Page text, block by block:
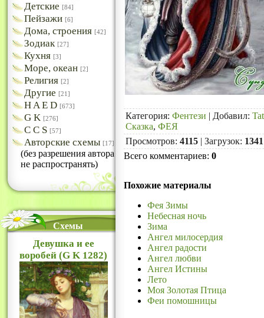
Детские [84]
Пейзажи [6]
Дома, строения [42]
Зодиак [27]
Кухня [3]
Море, океан [2]
Религия [2]
Другие [21]
H A E D [673]
G K [276]
C C S [57]
Авторские схемы [17]
(без разрешения автора
не распространять)
Схемы
Девушка и ее
воробей (G K 1282)
Категория: Фентези | Добавил:
Сказка, ФЕЯ
Просмотров: 4115 | Загрузок: 1341
Всего комментариев: 0
Похожие материалы
Фея Зимы
Небесная ночь
Зима
Ангел милосердия
Ангел радости
Ангел любви
Ангел Истины
Лето
Моя Золотая Птица
Феи помошницы